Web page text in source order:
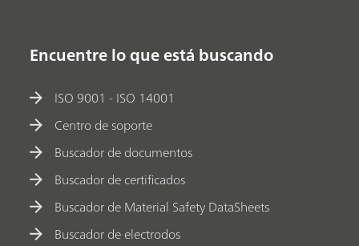
Encuentre lo que está buscando
ISO 9001 - ISO 14001
Centro de soporte
Buscador de documentos
Buscador de certificados
Buscador de Material Safety DataSheets
Buscador de electrodos